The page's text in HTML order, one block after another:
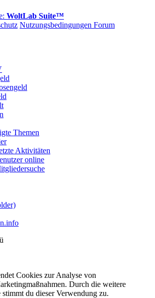
WoltLab Suite™
Nutzungsbedingungen Forum
Themen
Aktivitäten
online
Cookies zur Analyse von
Durch die weitere
du dieser Verwendung zu.